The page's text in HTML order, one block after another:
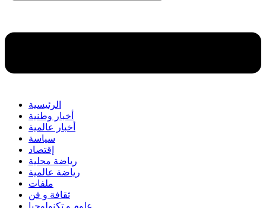
الرئيسية
أخبار وطنية
أخبار عالمية
سياسة
إقتصاد
رياضة محلية
رياضة عالمية
ملفات
ثقافة و فن